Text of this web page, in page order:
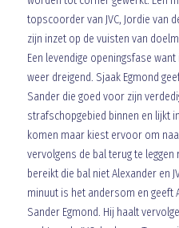
topscoorder van JVC, Jordie van
zijn inzet op de vuisten van
Een levendige openingsfase
weer dreigend. Sjaak Egmond
Sander die goed voor zijn
strafschopgebied binnen en lijkt
komen maar kiest ervoor om
vervolgens de bal terug te
bereikt die bal niet Alexander en
minuut is het andersom en geeft
Sander Egmond. Hij haalt